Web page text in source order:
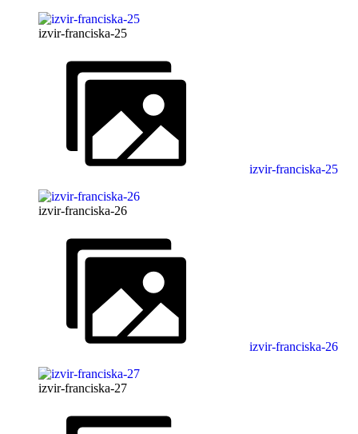
izvir-franciska-25
izvir-franciska-25
izvir-franciska-26
izvir-franciska-26
izvir-franciska-27